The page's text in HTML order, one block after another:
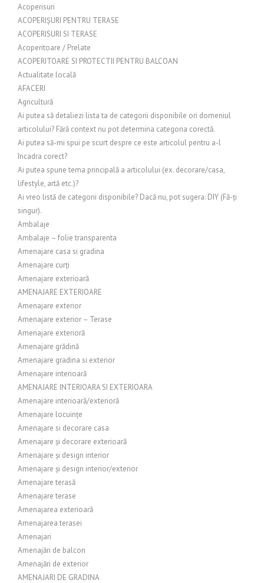
Acoperisuri
ACOPERIȘURI PENTRU TERASE
ACOPERISURI SI TERASE
Acoperitoare / Prelate
ACOPERITOARE SI PROTECTII PENTRU BALCOAN
Actualitate locală
AFACERI
Agricultură
Ai putea să detaliezi lista ta de categorii disponibile ori domeniul
articolului? Fără context nu pot determina categoria corectă.
Ai putea să-mi spui pe scurt despre ce este articolul pentru a-l
încadra corect?
Ai putea spune tema principală a articolului (ex. decorare/casa,
lifestyle, artă etc.)?
Ai vreo listă de categorii disponibile? Dacă nu, pot sugera: DIY (Fă-ți
singur).
Ambalaje
Ambalaje – folie transparenta
Amenajare casa si gradina
Amenajare curți
Amenajare exterioară
AMENAJARE EXTERIOARE
Amenajare exterior
Amenajare exterior – Terase
Amenajare exterioră
Amenajare grădină
Amenajare gradina si exterior
Amenajare interioară
AMENAJARE INTERIOARA SI EXTERIOARA
Amenajare interioară/exterioră
Amenajare locuințe
Amenajare si decorare casa
Amenajare și decorare exterioară
Amenajare și design interior
Amenajare și design interior/exterior
Amenajare terasă
Amenajare terase
Amenajarea exterioară
Amenajarea terasei
Amenajari
Amenajări de balcon
Amenajări de exterior
AMENAJARI DE GRADINA